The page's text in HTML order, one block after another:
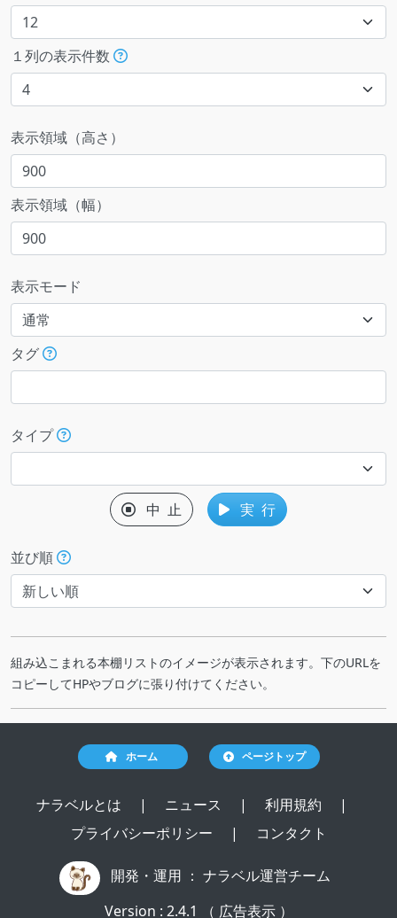
１列の表示件数
表示領域（高さ）
表示領域（幅）
表示モード
タグ
タイプ
中 止 実 行
並び順
組み込こまれる本棚リストのイメージが表示されます。下のURLを
コピーしてHPやブログに張り付けてください。
ホーム ページトップ
ナラベルとは | ニュース | 利用規約
|
プライバシーポリシー
| コンタクト
開発・運用 ： ナラベル運営チーム
Version : 2.4.1 （ 広告表示 ）